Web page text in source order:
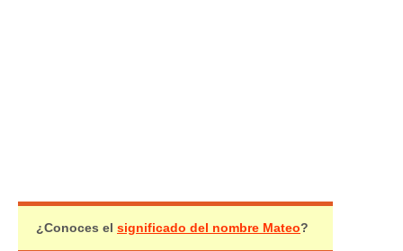
¿Conoces el significado del nombre Mateo?